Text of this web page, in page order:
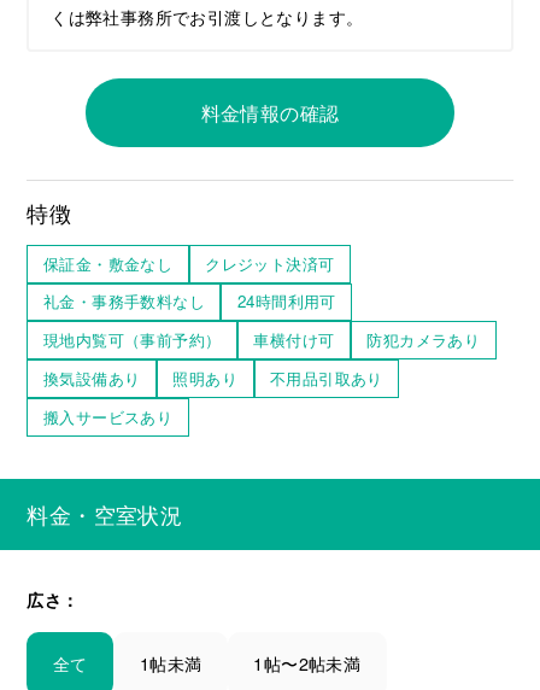
くは弊社事務所でお引渡しとなります。
料金情報の確認
特徴
保証金・敷金なし
クレジット決済可
礼金・事務手数料なし
24時間利用可
現地内覧可（事前予約）
車横付け可
防犯カメラあり
換気設備あり
照明あり
不用品引取あり
搬入サービスあり
料金・空室状況
広さ：
全て 1帖未満 1帖〜2帖未満